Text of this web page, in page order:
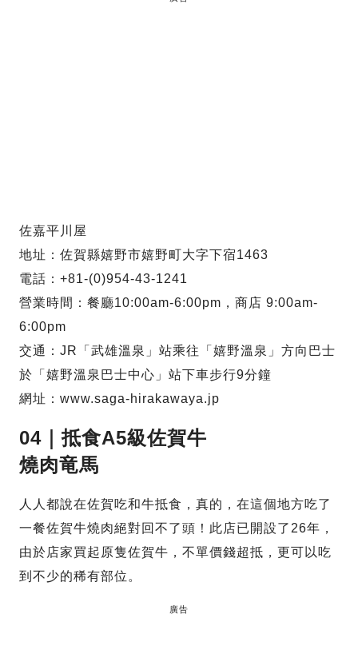
佐嘉平川屋
地址：佐賀縣嬉野市嬉野町大字下宿1463
電話：+81-(0)954-43-1241
營業時間：餐廳10:00am-6:00pm，商店 9:00am-
6:00pm
交通：JR「武雄溫泉」站乘往「嬉野溫泉」方向巴士
於「嬉野溫泉巴士中心」站下車步行9分鐘
網址：www.saga-hirakawaya.jp
04｜抵食A5級佐賀牛
燒肉竜馬
人人都說在佐賀吃和牛抵食，真的，在這個地方吃了
一餐佐賀牛燒肉絕對回不了頭！此店已開設了26年，
由於店家買起原隻佐賀牛，不單價錢超抵，更可以吃
到不少的稀有部位。
廣告